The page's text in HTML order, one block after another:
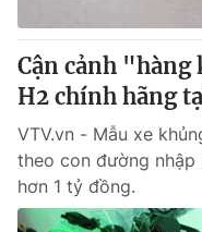
Cận cảnh
H2 chính hãng
VTV.vn - Mẫu xe
theo con đường nhập
hơn 1 tỷ đồng.